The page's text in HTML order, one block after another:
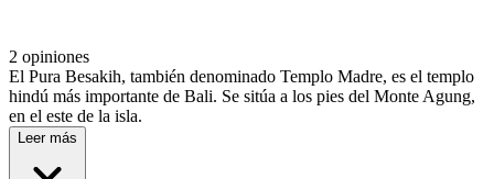
2 opiniones
El Pura Besakih, también denominado Templo Madre, es el templo
hindú más importante de Bali. Se sitúa a los pies del Monte Agung,
en el este de la isla.
Leer más